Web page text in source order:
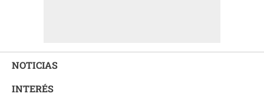
NOTICIAS
INTERÉS